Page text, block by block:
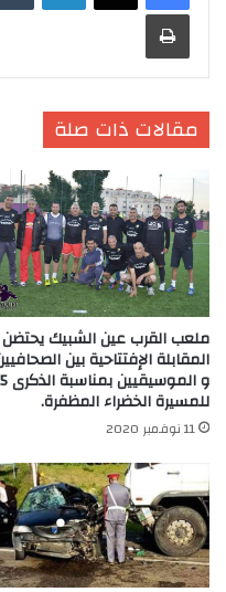
طباعة
مقالات ذات صلة
ملعب القرب عين الشبيك يحتضن
المقابلة الإفتتاحية بين
و
للمسيرة الخضراء المظفرة.
11 نوفمبر 2020